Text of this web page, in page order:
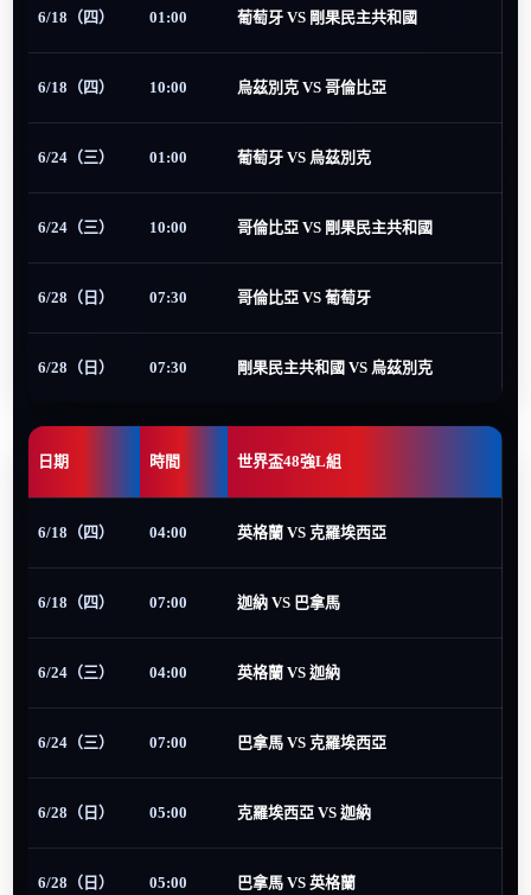
6/18（四） 01:00 葡萄牙 VS 剛果民主共和國
6/18（四） 10:00 烏茲別克 VS 哥倫比亞
6/24（三） 01:00 葡萄牙 VS 烏茲別克
6/24（三） 10:00 哥倫比亞 VS 剛果民主共和國
6/28（日） 07:30 哥倫比亞 VS 葡萄牙
6/28（日） 07:30 剛果民主共和國 VS 烏茲別克
日期 時間 世界盃48強L組
6/18（四） 04:00 英格蘭 VS 克羅埃西亞
6/18（四） 07:00 迦納 VS 巴拿馬
6/24（三） 04:00 英格蘭 VS 迦納
6/24（三） 07:00 巴拿馬 VS 克羅埃西亞
6/28（日） 05:00 克羅埃西亞 VS 迦納
6/28（日） 05:00 巴拿馬 VS 英格蘭